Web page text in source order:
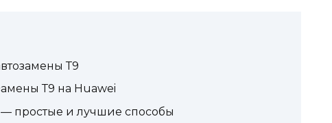
Т9
Т9 на Huawei
— простые и лучшие способы